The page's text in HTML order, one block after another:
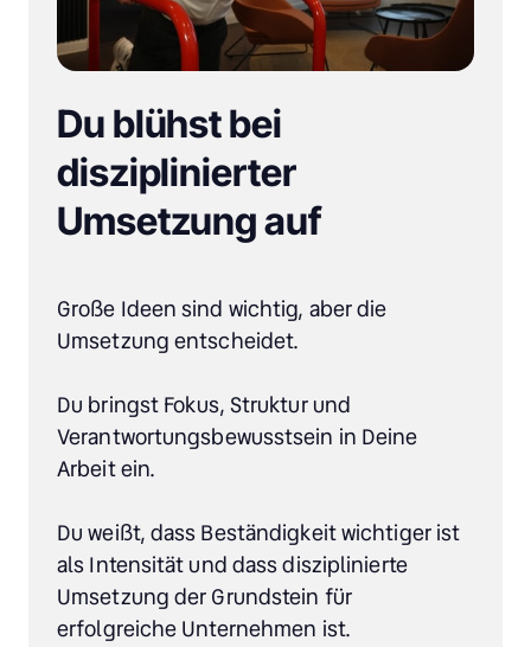
Du blühst bei
disziplinierter
Umsetzung auf
Große Ideen sind wichtig, aber die
Umsetzung entscheidet.
Du bringst Fokus, Struktur und
Verantwortungsbewusstsein in Deine
Arbeit ein.
Du weißt, dass Beständigkeit wichtiger ist
als Intensität und dass disziplinierte
Umsetzung der Grundstein für
erfolgreiche Unternehmen ist.